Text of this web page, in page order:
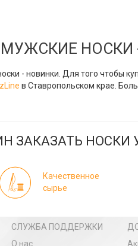
НОСКИ
- новинки. Для того чтобы
в Ставропольском крае.
ЗАКАЗАТЬ НОСКИ
Качественное
сырье
СЛУЖБА ПОДДЕРЖКИ
О нас